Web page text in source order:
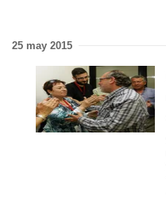
25 may 2015